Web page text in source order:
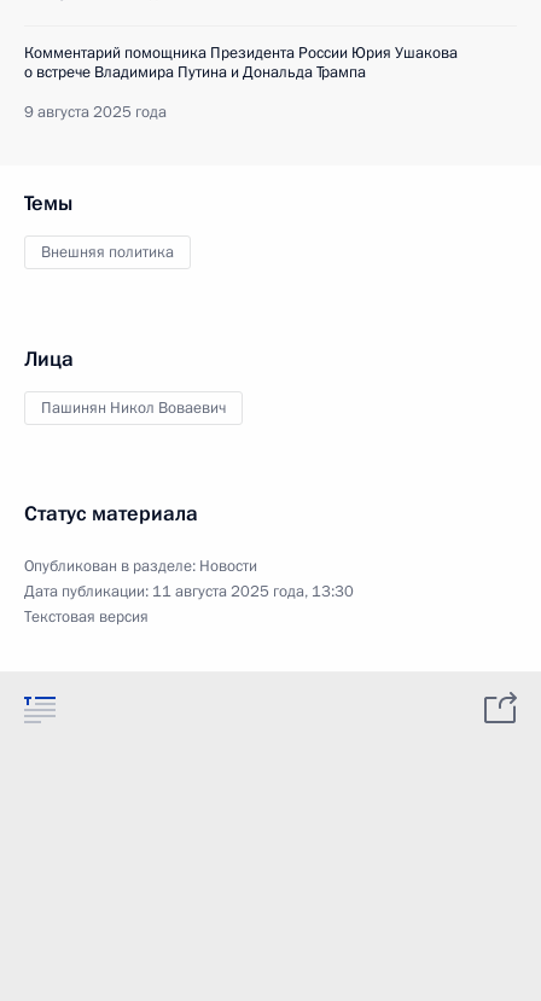
Комментарий помощника Президента России Юрия Ушакова
о встрече Владимира Путина и Дональда Трампа
9 августа 2025 года
Темы
Внешняя политика
Лица
Пашинян Никол Воваевич
Статус материала
Опубликован в разделе: Новости
Дата публикации: 11 августа 2025 года, 13:30
Текстовая версия